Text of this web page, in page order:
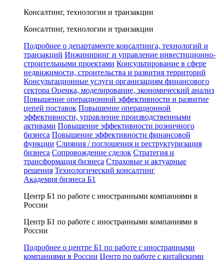
Консалтинг, технологии и транзакции
Консалтинг, технологии и транзакции
Подробнее о департаменте консалтинга, технологий и
транзакций Инжиниринг и управление инвестиционно-
строительными проектами Консультирование в сфере
недвижимости, строительства и развития территорий
Консультационные услуги организациям финансового
сектора Оценка, моделирование, экономический анализ
Повышение операционной эффективности и развитие
цепей поставок Повышение операционной
эффективности, управление производственными
активами Повышение эффективности розничного
бизнеса Повышение эффективности финансовой
функции Слияния / поглощения и реструктуризация
бизнеса Сопровождение сделок Стратегия и
трансформация бизнеса Страховые и актуарные
решения Технологический консалтинг
Академия бизнеса Б1
Центр Б1 по работе с иностранными компаниями в
России
Центр Б1 по работе с иностранными компаниями в
России
Подробнее о центре Б1 по работе с иностранными
компаниями в России Центр по работе с китайскими